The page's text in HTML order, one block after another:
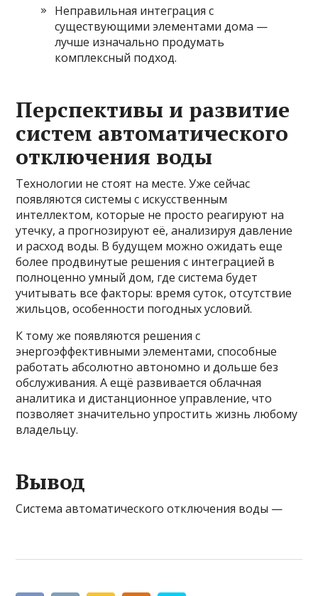
Неправильная интеграция с
существующими элементами дома —
лучше изначально продумать
комплексный подход.
Перспективы и развитие
систем автоматического
отключения воды
Технологии не стоят на месте. Уже сейчас
появляются системы с искусственным
интеллектом, которые не просто реагируют на
утечку, а прогнозируют её, анализируя давление
и расход воды. В будущем можно ожидать еще
более продвинутые решения с интеграцией в
полноценно умный дом, где система будет
учитывать все факторы: время суток, отсутствие
жильцов, особенности погодных условий.
К тому же появляются решения с
энергоэффективными элементами, способные
работать абсолютно автономно и дольше без
обслуживания. А ещё развивается облачная
аналитика и дистанционное управление, что
позволяет значительно упростить жизнь любому
владельцу.
Вывод
Система автоматического отключения воды —